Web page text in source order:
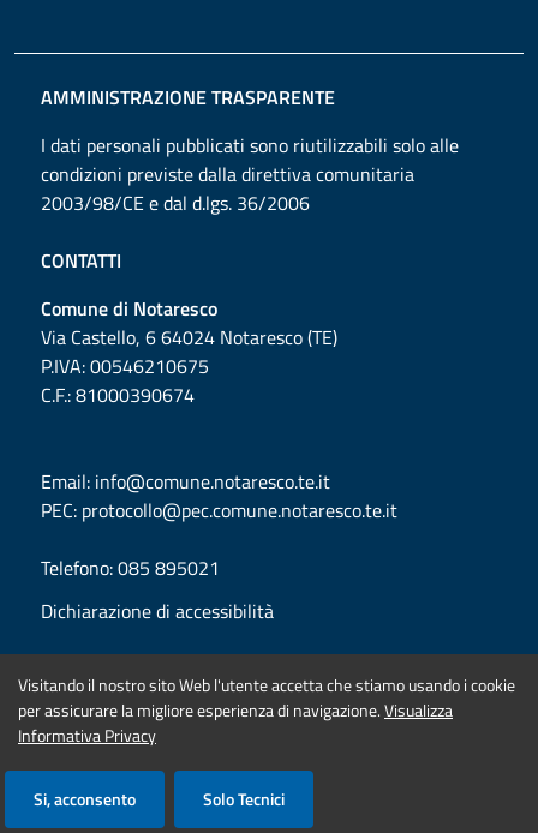
Visitando il nostro sito Web l'utente accetta che stiamo usando i cookie
per assicurare la migliore esperienza di navigazione.Visualizza
Informativa Privacy
Si, acconsento Solo Tecnici
AMMINISTRAZIONE TRASPARENTE
I dati personali pubblicati sono riutilizzabili solo alle
condizioni previste dalla direttiva comunitaria
2003/98/CE e dal d.lgs. 36/2006
CONTATTI
Comune di Notaresco
Via Castello, 6 64024 Notaresco (TE)
P.IVA:00546210675
C.F.:81000390674
Email: info@comune.notaresco.te.it
PEC: protocollo@pec.comune.notaresco.te.it
Telefono:085 895021
Dichiarazione di accessibilità
SEGUICI SU
Sezione
Privacy Policy